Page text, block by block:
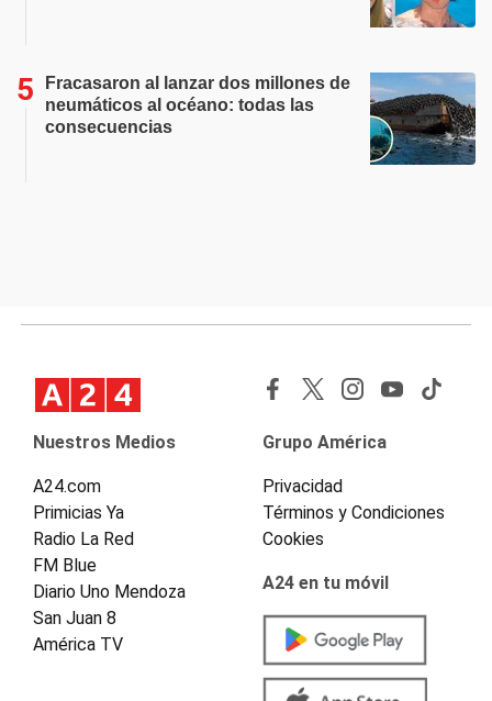
Fracasaron al lanzar dos millones de
neumáticos al océano: todas las
consecuencias
Nuestros Medios
A24.com
Primicias Ya
Radio La Red
FM Blue
Diario Uno Mendoza
San Juan 8
América TV
Grupo América
Privacidad
Términos y Condiciones
Cookies
A24 en tu móvil